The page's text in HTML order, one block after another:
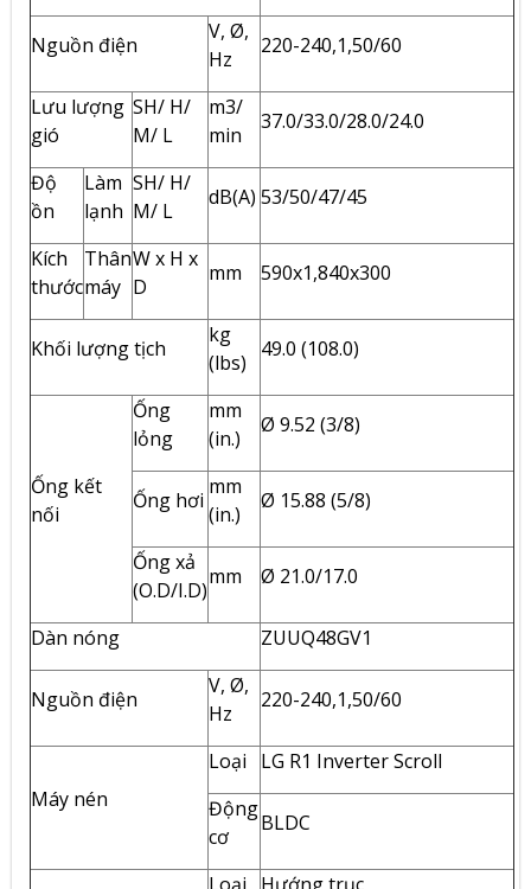
Nguồn điện
V, Ø,
Hz
220-240,1,50/60
Lưu lượng
gió
SH/ H/
M/ L
m3/
min
37.0/33.0/28.0/24.0
Độ
ồn
Làm
lạnh
SH/ H/
M/ L
dB(A) 53/50/47/45
Kích
thước
Thân
máy
W x H x
D
mm 590x1,840x300
Khối lượng tịch
kg
(lbs)
49.0 (108.0)
Ống kết
nối
Ống
lỏng
mm
(in.)
Ø 9.52 (3/8)
Ống hơi
mm
(in.)
Ø 15.88 (5/8)
Ống xả
(O.D/I.D)
mm Ø 21.0/17.0
Dàn nóng ZUUQ48GV1
Nguồn điện
V, Ø,
Hz
220-240,1,50/60
Máy nén
Loại
LG R1 Inverter Scroll
Động
cơ
BLDC